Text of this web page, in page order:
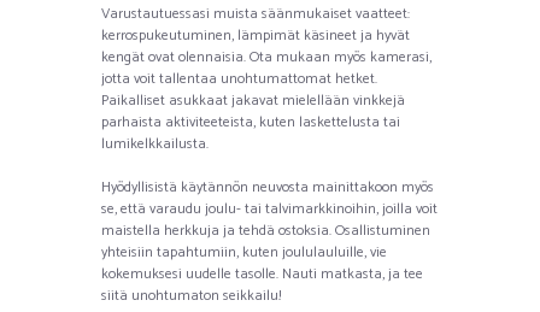
Varustautuessasi muista säänmukaiset vaatteet:
kerrospukeutuminen, lämpimät käsineet ja hyvät
kengät ovat olennaisia. Ota mukaan myös kamerasi,
jotta voit tallentaa unohtumattomat hetket.
Paikalliset asukkaat jakavat mielellään vinkkejä
parhaista aktiviteeteista, kuten laskettelusta tai
lumikelkkailusta.
Hyödyllisistä käytännön neuvosta mainittakoon myös
se, että varaudu joulu- tai talvimarkkinoihin, joilla voit
maistella herkkuja ja tehdä ostoksia. Osallistuminen
yhteisiin tapahtumiin, kuten joululauluille, vie
kokemuksesi uudelle tasolle. Nauti matkasta, ja tee
siitä unohtumaton seikkailu!